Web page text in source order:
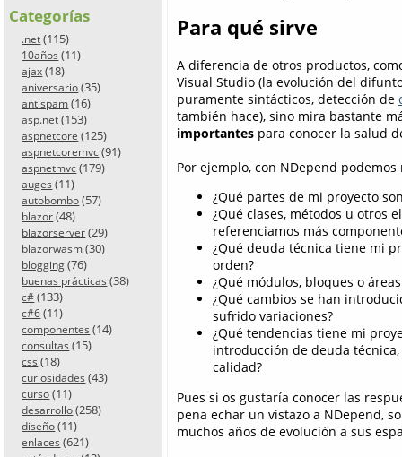
Categorías
.net (115)
10años (11)
ajax (18)
aniversario (35)
antispam (16)
asp.net (153)
aspnetcore (125)
aspnetcoremvc (91)
aspnetmvc (179)
auges (11)
autobombo (57)
blazor (48)
blazorserver (29)
blazorwasm (30)
blogging (76)
buenas prácticas (38)
c# (133)
c#6 (11)
componentes (14)
consultas (15)
css (18)
curiosidades (43)
curso (11)
desarrollo (258)
diseño (11)
enlaces (621)
Para qué sirve
A diferencia de otros productos,
Visual Studio (la evolución del
puramente sintácticos, detección de
también hace), sino mira bastante
importantes para conocer la salud
Por ejemplo, con NDepend
¿Qué partes de mi proyecto
¿Qué clases, métodos u otros
referenciamos más
¿Qué deuda técnica tiene mi
orden?
¿Qué módulos, bloques o
¿Qué cambios se han
sufrido variaciones?
¿Qué tendencias tiene mi
introducción de deuda
calidad?
Pues si os gustaría conocer las
pena echar un vistazo a NDepend,
muchos años de evolución a sus